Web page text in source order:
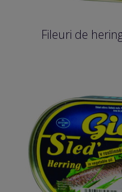
Fileuri de